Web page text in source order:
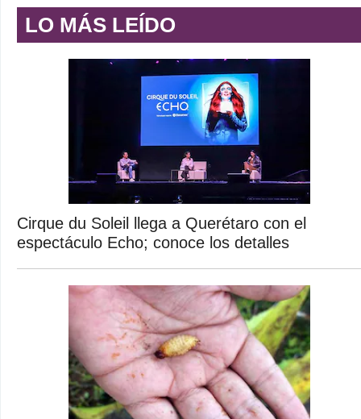
LO MÁS LEÍDO
Cirque du Soleil llega a Querétaro con el
espectáculo Echo; conoce los detalles